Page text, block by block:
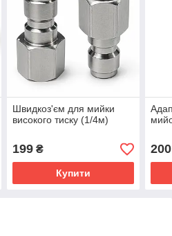
Швидкоз'єм для мийки
високого тиску (1/4м)
199₴
Купити
200